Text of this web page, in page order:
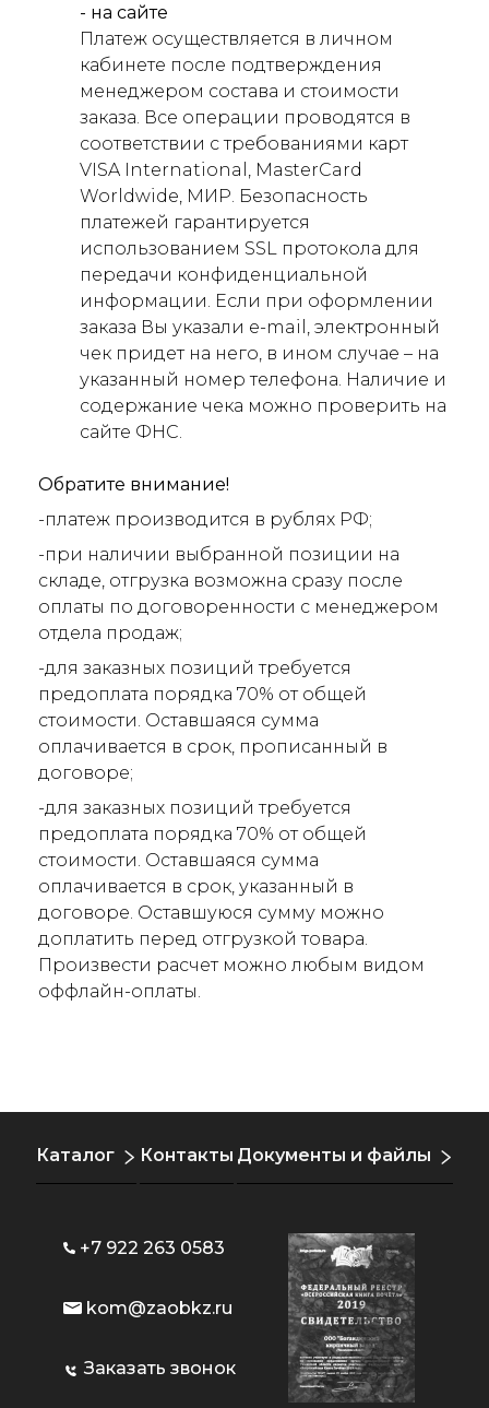
- на сайте
Платеж осуществляется в личном
кабинете после подтверждения
менеджером состава и стоимости
заказа. Все операции проводятся в
соответствии с требованиями карт
VISA International, MasterCard
Worldwide, МИР. Безопасность
платежей гарантируется
использованием SSL протокола для
передачи конфиденциальной
информации. Если при оформлении
заказа Вы указали e-mail, электронный
чек придет на него, в ином случае – на
указанный номер телефона. Наличие и
содержание чека можно проверить на
сайте ФНС.
Обратите внимание!
-платеж производится в рублях РФ;
-при наличии выбранной позиции на
складе, отгрузка возможна сразу после
оплаты по договоренности с менеджером
отдела продаж;
-для заказных позиций требуется
предоплата порядка 70% от общей
стоимости. Оставшаяся сумма
оплачивается в срок, прописанный в
договоре;
-для заказных позиций требуется
предоплата порядка 70% от общей
стоимости. Оставшаяся сумма
оплачивается в срок, указанный в
договоре. Оставшуюся сумму можно
доплатить перед отгрузкой товара.
Произвести расчет можно любым видом
оффлайн-оплаты.
Каталог Контакты Документы и файлы
+7 922 263 0583
kom@zaobkz.ru
Заказать звонок